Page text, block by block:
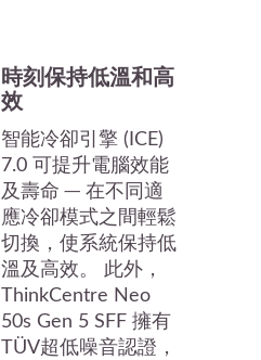
時刻保持低溫和高
效
智能冷卻引擎 (ICE)
7.0 可提升電腦效能
及壽命 ─ 在不同適
應冷卻模式之間輕鬆
切換，使系統保持低
溫及高效。 此外，
ThinkCentre Neo
50s Gen 5 SFF 擁有
TÜV超低噪音認證，